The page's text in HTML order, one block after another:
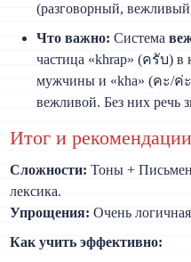
(разговорный,
Что важно: Система
частица «khrap» (ครับ) в
мужчины и «kha» (คะ/ค่
вежливой. Без них речь
Итог и
Сложности: Тоны +
лексика.
Упрощения: Очень
Как учить эффективно: